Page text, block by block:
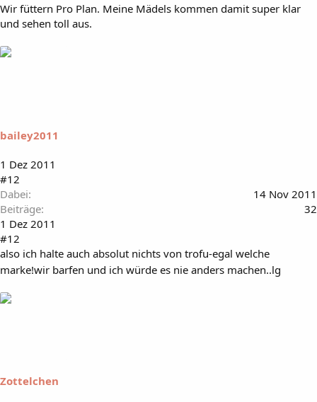
Wir füttern Pro Plan. Meine Mädels kommen damit super klar
und sehen toll aus.
bailey2011
1 Dez 2011
#12
Dabei
14 Nov 2011
Beiträge
32
1 Dez 2011
#12
also ich halte auch absolut nichts von trofu-egal welche
marke!wir barfen und ich würde es nie anders machen..lg
Zottelchen